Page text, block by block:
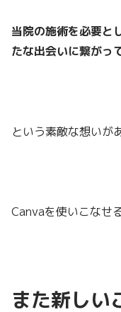
当院の施術を必要と
たな出会いに繋がっ
という素敵な想いが
Canvaを使いこなせ
また新しい